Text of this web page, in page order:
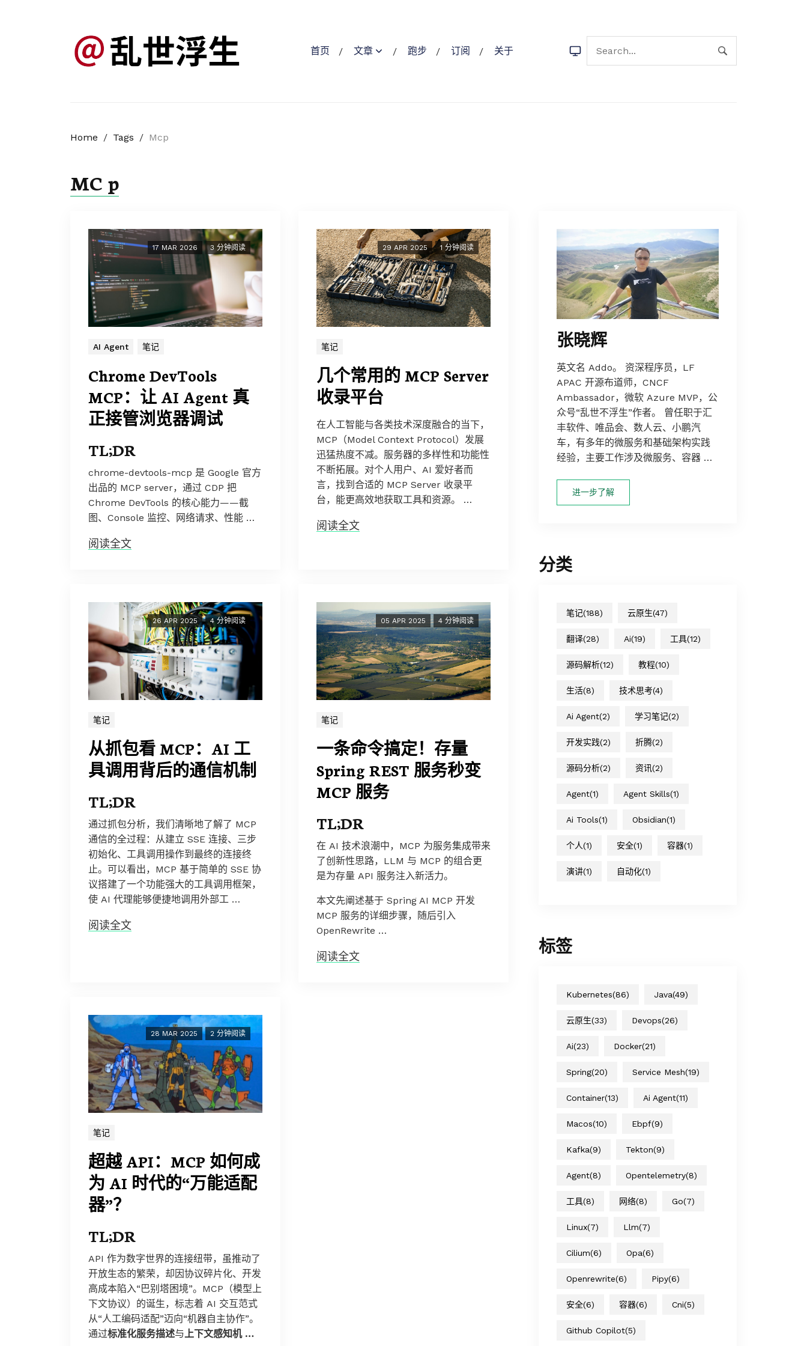
首页 文章 跑步 订阅 关于
Home / Tags / Mcp
MC p
17 MAR 2026 3 分钟阅读
AI Agent 笔记
Chrome DevTools
MCP：让 AI Agent 真
正接管浏览器调试
TL;DR
chrome-devtools-mcp 是 Google 官方
出品的 MCP server，通过 CDP 把
Chrome DevTools 的核心能力——截
图、Console 监控、网络请求、性能 …
阅读全文
29 APR 2025 1 分钟阅读
笔记
几个常用的 MCP Server
收录平台
在人工智能与各类技术深度融合的当下，
MCP（Model Context Protocol）发展
迅猛热度不减。服务器的多样性和功能性
不断拓展。对个人用户、AI 爱好者而
言，找到合适的 MCP Server 收录平
台，能更高效地获取工具和资源。 …
阅读全文
26 APR 2025 4 分钟阅读
笔记
从抓包看 MCP：AI 工
具调用背后的通信机制
TL;DR
通过抓包分析，我们清晰地了解了 MCP
通信的全过程：从建立 SSE 连接、三步
初始化、工具调用操作到最终的连接终
止。可以看出，MCP 基于简单的 SSE 协
议搭建了一个功能强大的工具调用框架，
使 AI 代理能够便捷地调用外部工 …
阅读全文
05 APR 2025 4 分钟阅读
笔记
一条命令搞定！存量
Spring REST 服务秒变
MCP 服务
TL;DR
在 AI 技术浪潮中，MCP 为服务集成带来
了创新性思路，LLM 与 MCP 的组合更
是为存量 API 服务注入新活力。
本文先阐述基于 Spring AI MCP 开发
MCP 服务的详细步骤，随后引入
OpenRewrite …
阅读全文
28 MAR 2025 2 分钟阅读
笔记
超越 API：MCP 如何成
为 AI 时代的“万能适配
器”？
TL;DR
API 作为数字世界的连接纽带，虽推动了
开放生态的繁荣，却因协议碎片化、开发
高成本陷入“巴别塔困境”。MCP（模型上
下文协议）的诞生，标志着 AI 交互范式
从“人工编码适配”迈向“机器自主协作”。
通过标准化服务描述与上下文感知机 …
张晓辉
英文名 Addo。 资深程序员，LF
APAC 开源布道师，CNCF
Ambassador，微软 Azure MVP，公
众号“乱世不浮生”作者。 曾任职于汇
丰软件、唯品会、数人云、小鹏汽
车，有多年的微服务和基础架构实践
经验，主要工作涉及微服务、容器 …
进一步了解
分类
笔记(188) 云原生(47)
翻译(28) Ai(19) 工具(12)
源码解析(12) 教程(10)
生活(8) 技术思考(4)
Ai Agent(2) 学习笔记(2)
开发实践(2) 折腾(2)
源码分析(2) 资讯(2)
Agent(1) Agent Skills(1)
Ai Tools(1) Obsidian(1)
个人(1) 安全(1) 容器(1)
演讲(1) 自动化(1)
标签
Kubernetes(86) Java(49)
云原生(33) Devops(26)
Ai(23) Docker(21)
Spring(20) Service Mesh(19)
Container(13) Ai Agent(11)
Macos(10) Ebpf(9)
Kafka(9) Tekton(9)
Agent(8) Opentelemetry(8)
工具(8) 网络(8) Go(7)
Linux(7) Llm(7)
Cilium(6) Opa(6)
Openrewrite(6) Pipy(6)
安全(6) 容器(6) Cni(5)
Github Copilot(5)